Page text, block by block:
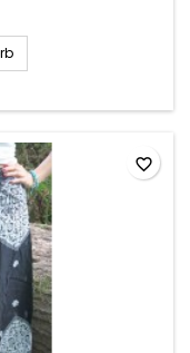
favorite_border